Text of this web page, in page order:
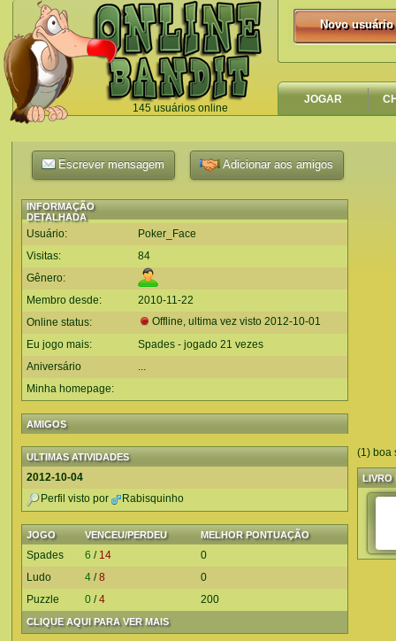
145 usuários online
`
Novo usuário
Novo usuário
JOGAR
Escrever mensagem Adicionar aos amigos
INFORMAÇÃO
DETALHADA
Usuário:
Poker_Face
Visitas:
84
Gênero:
Membro desde:
2010-11-22
Online status:
Offline, ultima vez visto 2012-10-01
Eu jogo mais:
Spades - jogado 21 vezes
Aniversário
...
Minha homepage:
AMIGOS
ULTIMAS ATIVIDADES
2012-10-04
Perfil visto por
Rabisquinho
JOGO VENCEU/PERDEU MELHOR PONTUAÇÃO
CLIQUE AQUI PARA VER MAIS
Spades 6 / 14
0
Ludo
4 /8
0
Puzzle
0 /4 200
(1) boa
LIVRO